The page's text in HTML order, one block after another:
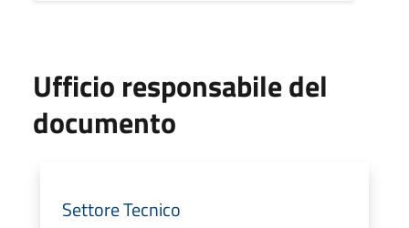
Ufficio responsabile del
documento
Settore Tecnico